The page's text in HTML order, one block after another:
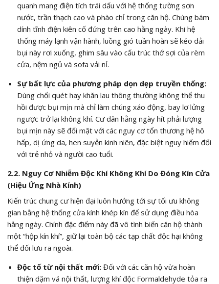
quanh mang điện tích trái dấu với hệ thống tường sơn
nước, trần thạch cao và phào chỉ trong căn hộ. Chúng bám
dính tĩnh điện kiên cố đứng trên cao hằng ngày. Khi hệ
thống máy lạnh vận hành, luồng gió tuần hoàn sẽ kéo dải
bụi này rơi xuống, ghim sâu vào cấu trúc thớ sợi của rèm
cửa, nệm ngủ và sofa vải nỉ.
Sự bất lực của phương pháp dọn dẹp truyền thống:
Dùng chổi quét hay khăn lau thông thường không thể thu
hồi được bụi mịn mà chỉ làm chúng xáo động, bay lơ lửng
ngược trở lại không khí. Cư dân hằng ngày hít phải lượng
bụi mịn này sẽ đối mặt với các nguy cơ tổn thương hệ hô
hấp, dị ứng da, hen suyễn kinh niên, đặc biệt nguy hiểm đối
với trẻ nhỏ và người cao tuổi.
2.2. Nguy Cơ Nhiễm Độc Khí Không Khí Do Đóng Kín Cửa
(Hiệu Ứng Nhà Kính)
Kiến trúc chung cư hiện đại luôn hướng tới sự tối ưu không
gian bằng hệ thống cửa kính khép kín để sử dụng điều hòa
hằng ngày. Chính đặc điểm này đã vô tình biến căn hộ thành
một “hộp kín khí”, giữ lại toàn bộ các tạp chất độc hại không
thể đối lưu ra ngoài.
Độc tố từ nội thất mới:Đối với các căn hộ vừa hoàn
thiện dặm vá nội thất, lượng khí độc Formaldehyde tỏa ra